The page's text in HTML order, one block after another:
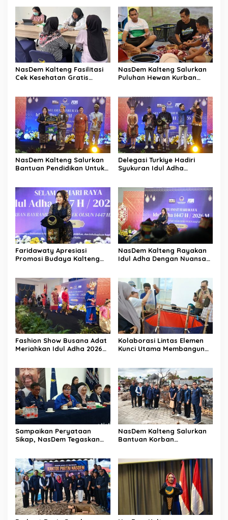
NasDem Kalteng Fasilitasi
Cek Kesehatan Gratis
NasDem Kalteng Salurkan
Puluhan Hewan Kurban
NasDem Kalteng Salurkan
Bantuan Pendidikan Untuk
Delegasi Turkiye Hadiri
Syukuran Idul Adha
Faridawaty Apresiasi
Promosi Budaya Kalteng
NasDem Kalteng Rayakan
Idul Adha Dengan Nuansa
Fashion Show Busana Adat
Meriahkan Idul Adha 2026
Kolaborasi Lintas Elemen
Kunci Utama Membangun
Sampaikan Peryataan
Sikap, NasDem Tegaskan
NasDem Kalteng Salurkan
Bantuan Korban